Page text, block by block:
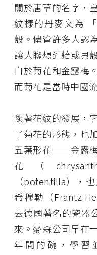
關於唐草的名字，
紋樣的丹麥文為
殼。儘管許多人認
讓人聯想到蛤或貝
自於菊花和金露梅
而菊花是當時中國
隨著花紋的發展，
了菊花的形態，也
五葉形花──金露
花（
（potentilla），
希穆勒（Frantz
去德國著名的瓷器
來。麥森公司早在
年間的碗，學習